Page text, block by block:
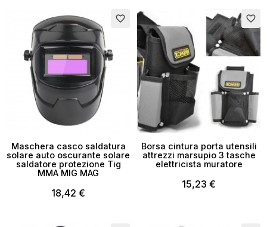
favorite_border
Maschera casco saldatura
solare auto oscurante solare
saldatore protezione Tig
MMA MIG MAG
18,42 €
favorite_border
Borsa cintura porta utensili
attrezzi marsupio 3 tasche
elettricista muratore
15,23 €